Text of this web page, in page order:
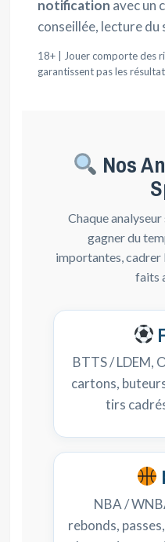
notification avec un
conseillée, lecture
18+ | Jouer comporte des
garantissent pas les
Nos
Chaque
gagner du
importantes, cadrer
faits
BTTS / LDEM,
cartons,
tirs
NBA /
rebonds,